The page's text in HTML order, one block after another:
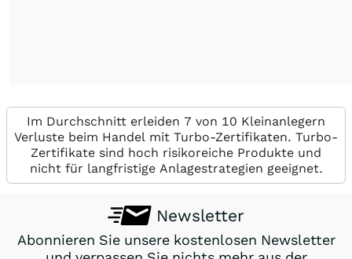
Im Durchschnitt erleiden 7 von 10 Kleinanlegern
Verluste beim Handel mit Turbo-Zertifikaten. Turbo-
Zertifikate sind hoch risikoreiche Produkte und
nicht für langfristige Anlagestrategien geeignet.
Newsletter
Abonnieren Sie unsere kostenlosen Newsletter